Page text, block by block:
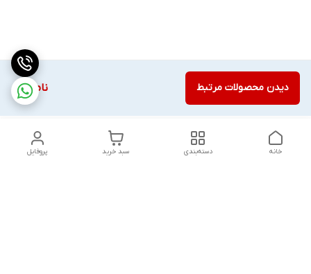
ناموجود دیدن محصولات مرتبط
پروفایل سبد خرید دسته‌بندی خانه